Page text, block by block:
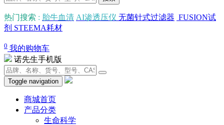
热门搜索 : 胎牛血清 AI渗透压仪 无菌针式过滤器 FUSION试
剂 STEEMA耗材
0 我的购物车
诺先生手机版
Toggle navigation
商城首页
产品分类
生命科学